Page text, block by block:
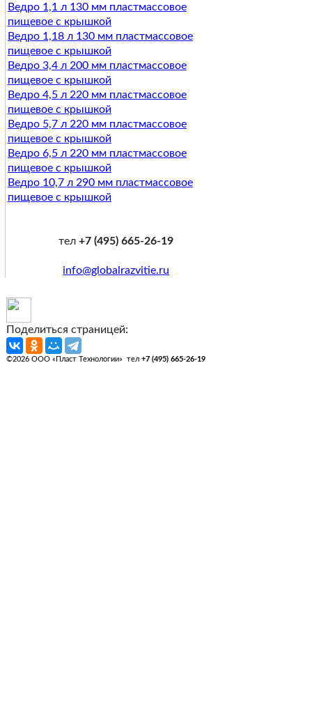
Ведро 1,1 л 130 мм пластмассовое
пищевое с крышкой
Ведро 1,18 л 130 мм пластмассовое
пищевое с крышкой
Ведро 3,4 л 200 мм пластмассовое
пищевое с крышкой
Ведро 4,5 л 220 мм пластмассовое
пищевое с крышкой
Ведро 5,7 л 220 мм пластмассовое
пищевое с крышкой
Ведро 6,5 л 220 мм пластмассовое
пищевое с крышкой
Ведро 10,7 л 290 мм пластмассовое
пищевое с крышкой
тел+7 (495) 665-26-19
info@globalrazvitie.ru
Поделиться страницей:
©2026 ООО «Пласт Технологии» тел +7 (495) 665-26-19